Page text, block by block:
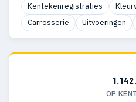
Kentekenregistraties
Carrosserie
Uitvoeringen
OP